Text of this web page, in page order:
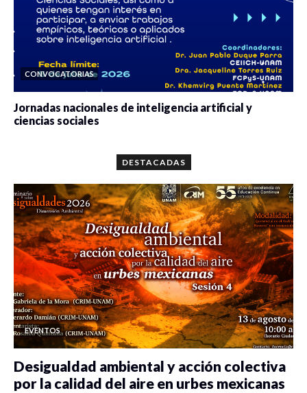
CONVOCATORIAS
Jornadas nacionales de inteligencia artificial y
ciencias sociales
DESTACADAS
EVENTOS
Desigualdad ambiental y acción colectiva
por la calidad del aire en urbes mexicanas